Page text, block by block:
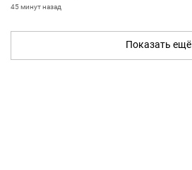
45 минут назад
Показать ещё